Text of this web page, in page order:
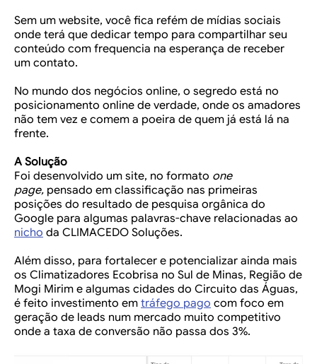
Sem um website, você fica refém de mídias sociais
onde terá que dedicar tempo para compartilhar seu
conteúdo com frequencia na esperança de receber
um contato.
No mundo dos negócios online, o segredo está no
posicionamento online de verdade, onde os amadores
não tem vez e comem a poeira de quem já está lá na
frente.
A Solução
Foi desenvolvido um site, no formato one
page, pensado em classificação nas primeiras
posições do resultado de pesquisa orgânica do
Google para algumas palavras-chave relacionadas ao
nicho da CLIMACEDO Soluções.
Além disso, para fortalecer e potencializar ainda mais
os Climatizadores Ecobrisa no Sul de Minas, Região de
Mogi Mirim e algumas cidades do Circuito das Águas,
é feito investimento em tráfego pago com foco em
geração de leads num mercado muito competitivo
onde a taxa de conversão não passa dos 3%.